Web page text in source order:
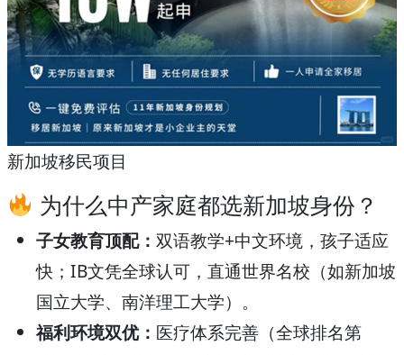
新加坡移民项目
为什么中产家庭都选新加坡身份？
子女教育顶配： 双语教学+中文环境，孩子适应
快；IB文凭全球认可，直通世界名校（如新加坡
国立大学、南洋理工大学）。
福利环境双优： 医疗体系完善（全球排名第